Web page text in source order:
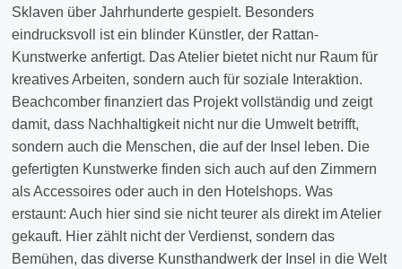
Sklaven über Jahrhunderte gespielt. Besonders
eindrucksvoll ist ein blinder Künstler, der Rattan-
Kunstwerke anfertigt. Das Atelier bietet nicht nur Raum für
kreatives Arbeiten, sondern auch für soziale Interaktion.
Beachcomber finanziert das Projekt vollständig und zeigt
damit, dass Nachhaltigkeit nicht nur die Umwelt betrifft,
sondern auch die Menschen, die auf der Insel leben. Die
gefertigten Kunstwerke finden sich auch auf den Zimmern
als Accessoires oder auch in den Hotelshops. Was
erstaunt: Auch hier sind sie nicht teurer als direkt im Atelier
gekauft. Hier zählt nicht der Verdienst, sondern das
Bemühen, das diverse Kunsthandwerk der Insel in die Welt